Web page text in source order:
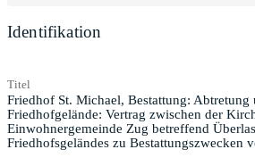
Identifikation
Titel
Friedhof St. Michael, Bestattung: Abtretung
Friedhofgelände: Vertrag zwischen der
Einwohnergemeinde Zug betreffend
Friedhofsgeländes zu Bestattungszwecken